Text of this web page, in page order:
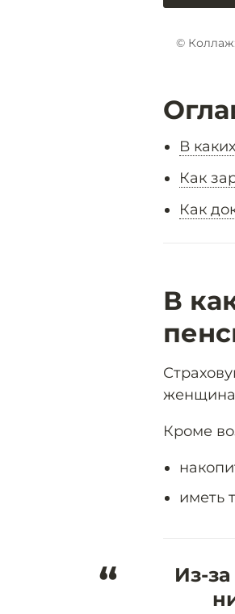
©
В
Как
Как
В
Кроме
иметь
“
Из-